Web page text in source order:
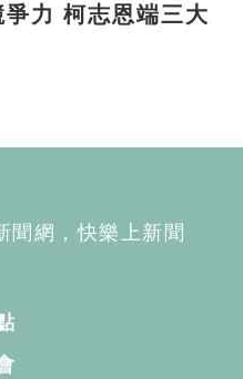
三大
聞網，快樂上新聞